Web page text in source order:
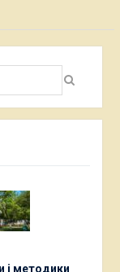
і методики